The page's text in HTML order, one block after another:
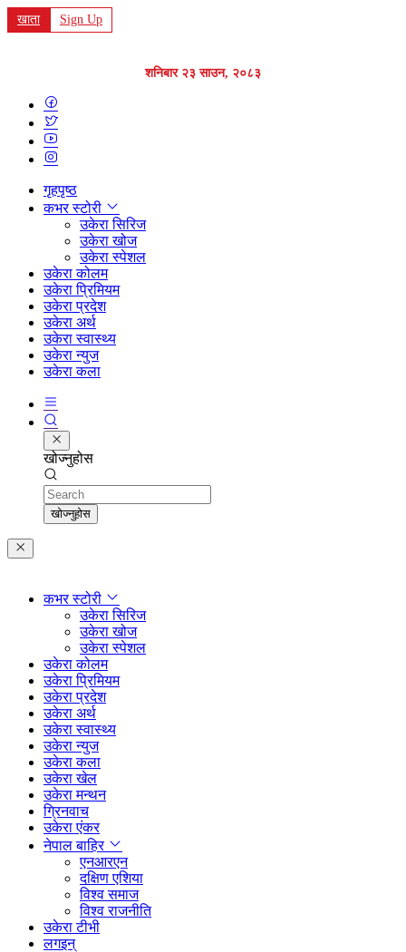
खाता Sign Up
शनिबार २३ साउन, २०८३
गृहपृष्ठ
कभर स्टोरी
उकेरा सिरिज
उकेरा खोज
उकेरा स्पेशल
उकेरा कोलम
उकेरा प्रिमियम
उकेरा प्रदेश
उकेरा अर्थ
उकेरा स्वास्थ्य
उकेरा न्युज
उकेरा कला
खोज्नुहोस
Search
खोज्नुहोस
कभर स्टोरी
उकेरा सिरिज
उकेरा खोज
उकेरा स्पेशल
उकेरा कोलम
उकेरा प्रिमियम
उकेरा प्रदेश
उकेरा अर्थ
उकेरा स्वास्थ्य
उकेरा न्युज
उकेरा कला
उकेरा खेल
उकेरा मन्थन
ग्रिनवाच
उकेरा एंकर
नेपाल बाहिर
एनआरएन
दक्षिण एशिया
विश्व समाज
विश्व राजनीति
उकेरा टीभी
लगइन्